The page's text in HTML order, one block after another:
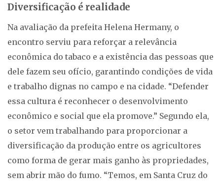
Diversificação é realidade
Na avaliação da prefeita Helena Hermany, o
encontro serviu para reforçar a relevância
econômica do tabaco e a existência das pessoas que
dele fazem seu ofício, garantindo condições de vida
e trabalho dignas no campo e na cidade. “Defender
essa cultura é reconhecer o desenvolvimento
econômico e social que ela promove.” Segundo ela,
o setor vem trabalhando para proporcionar a
diversificação da produção entre os agricultores
como forma de gerar mais ganho às propriedades,
sem abrir mão do fumo. “Temos, em Santa Cruz do